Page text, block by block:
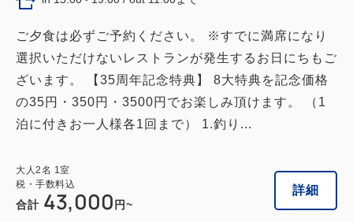
ご夕食は必ずご予約ください。 ※すでに満席になり
選択いただけないレストランが発生するお日にちもご
ざいます。 【35周年記念特典】 8大特典を記念価格
の35円・350円・3500円でお楽しみ頂けます。 （1
泊に付きお一人様各1回まで） 1.釣り...
大人2名 1室
税・手数料込
合計 43,000 円~
詳細